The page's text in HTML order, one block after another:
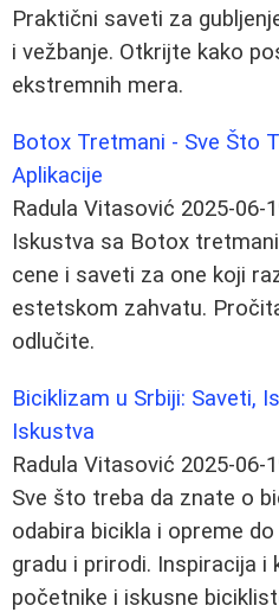
Praktični saveti za
i vežbanje. Otkrijte kako
ekstremnih mera.
Botox Tretmani - Sve Što
Aplikacije
Radula Vitasović 2025-06-
Iskustva sa Botox
cene i saveti za one koji
estetskom zahvatu.
odlučite.
Biciklizam u Srbiji: Saveti,
Iskustva
Radula Vitasović 2025-06-
Sve što treba da znate o
odabira bicikla i opreme
gradu i prirodi. Inspiracija i
početnike i iskusne